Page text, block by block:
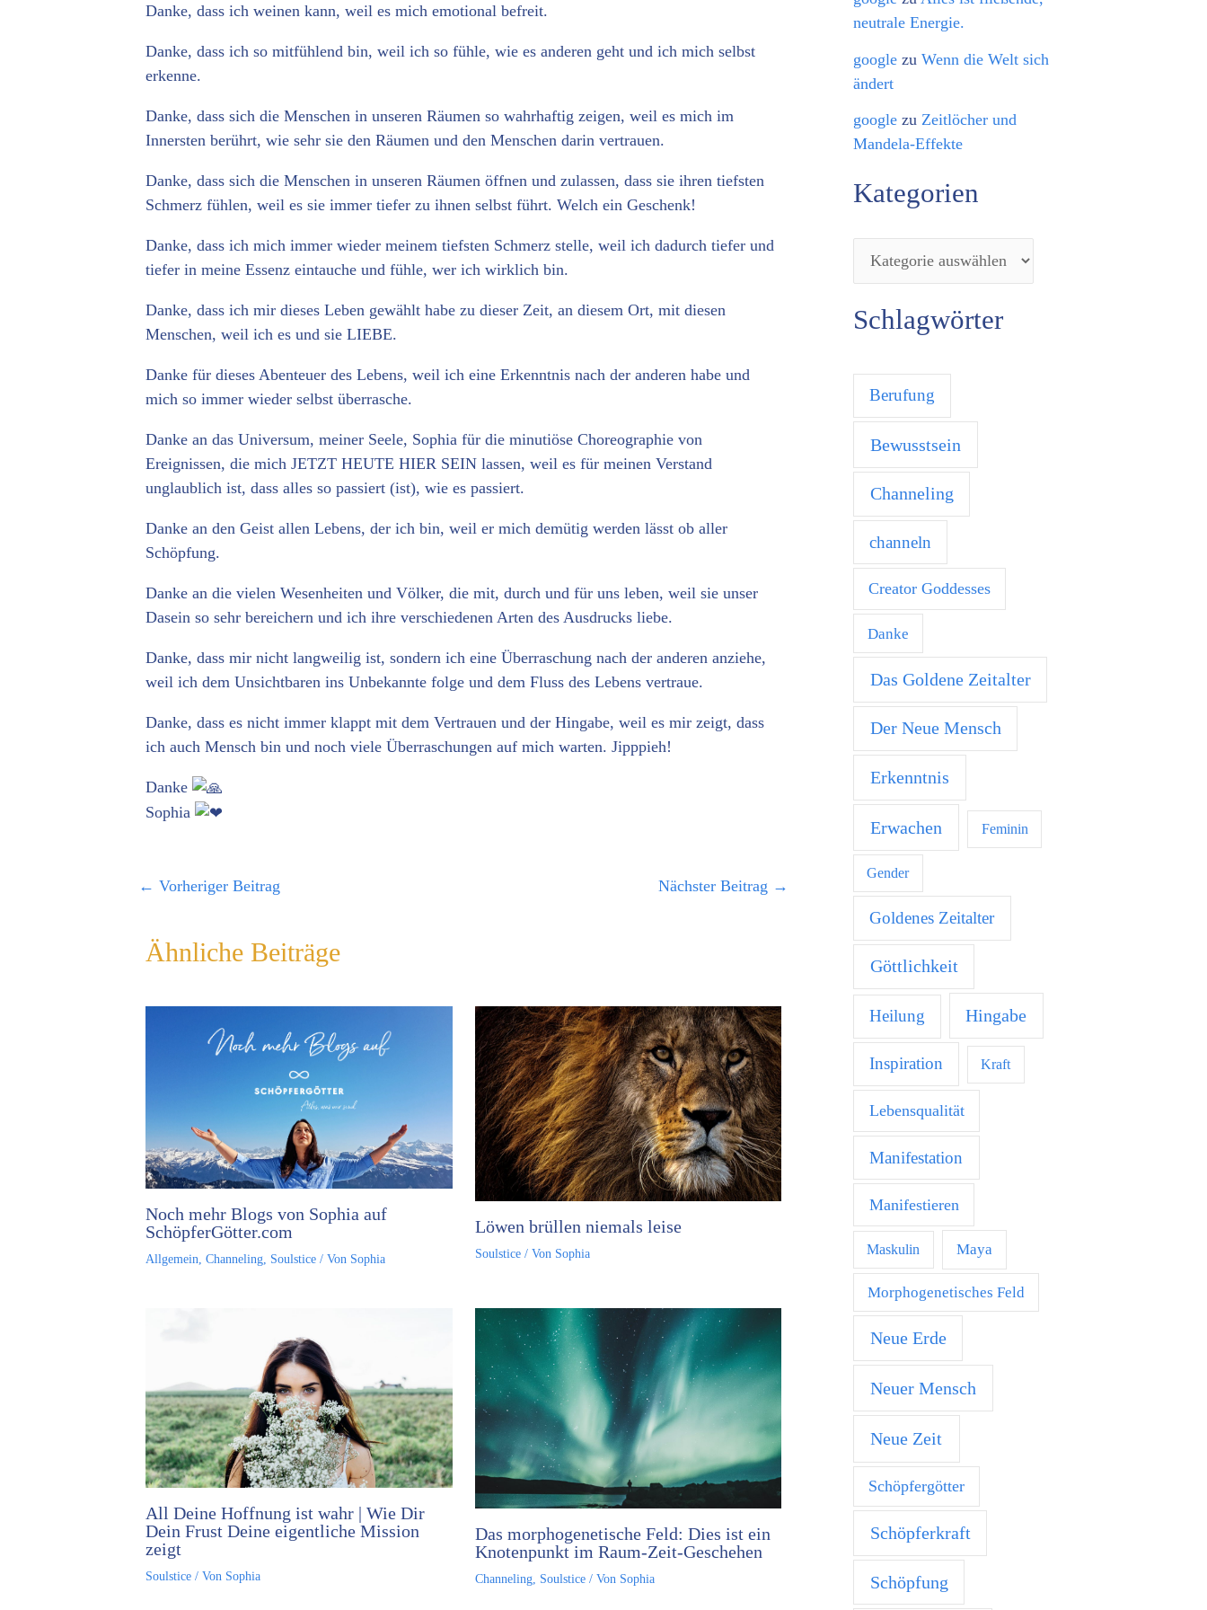
Danke, dass ich weinen kann, weil es mich emotional befreit.
Danke, dass ich so mitfühlend bin, weil ich so fühle, wie es anderen geht und ich mich selbst
erkenne.
Danke, dass sich die Menschen in unseren Räumen so wahrhaftig zeigen, weil es mich im
Innersten berührt, wie sehr sie den Räumen und den Menschen darin vertrauen.
Danke, dass sich die Menschen in unseren Räumen öffnen und zulassen, dass sie ihren tiefsten
Schmerz fühlen, weil es sie immer tiefer zu ihnen selbst führt. Welch ein Geschenk!
Danke, dass ich mich immer wieder meinem tiefsten Schmerz stelle, weil ich dadurch tiefer und
tiefer in meine Essenz eintauche und fühle, wer ich wirklich bin.
Danke, dass ich mir dieses Leben gewählt habe zu dieser Zeit, an diesem Ort, mit diesen
Menschen, weil ich es und sie LIEBE.
Danke für dieses Abenteuer des Lebens, weil ich eine Erkenntnis nach der anderen habe und
mich so immer wieder selbst überrasche.
Danke an das Universum, meiner Seele, Sophia für die minutiöse Choreographie von
Ereignissen, die mich JETZT HEUTE HIER SEIN lassen, weil es für meinen Verstand
unglaublich ist, dass alles so passiert (ist), wie es passiert.
Danke an den Geist allen Lebens, der ich bin, weil er mich demütig werden lässt ob aller
Schöpfung.
Danke an die vielen Wesenheiten und Völker, die mit, durch und für uns leben, weil sie unser
Dasein so sehr bereichern und ich ihre verschiedenen Arten des Ausdrucks liebe.
Danke, dass mir nicht langweilig ist, sondern ich eine Überraschung nach der anderen anziehe,
weil ich dem Unsichtbaren ins Unbekannte folge und dem Fluss des Lebens vertraue.
Danke, dass es nicht immer klappt mit dem Vertrauen und der Hingabe, weil es mir zeigt, dass
ich auch Mensch bin und noch viele Überraschungen auf mich warten. Jipppieh!
Danke
Sophia
← Vorheriger Beitrag Nächster Beitrag →
Ähnliche Beiträge
Noch mehr Blogs von Sophia auf
SchöpferGötter.com
Allgemein, Channeling, Soulstice / Von Sophia
Löwen brüllen niemals leise
Soulstice/ Von Sophia
All Deine Hoffnung ist wahr | Wie Dir
Dein Frust Deine eigentliche Mission
zeigt
Soulstice / Von Sophia
Das morphogenetische Feld: Dies ist ein
Knotenpunkt im Raum-Zeit-Geschehen
Channeling, Soulstice/ Von Sophia
neutrale Energie.
google zu Wenn die Welt sich
ändert
google zu Zeitlöcher und
Mandela-Effekte
Kategorien
Schlagwörter
Berufung
Bewusstsein
Channeling
channeln
Creator Goddesses
Danke
Das Goldene Zeitalter
Der Neue Mensch
Erkenntnis
Erwachen Feminin
Gender
Goldenes Zeitalter
Göttlichkeit
Heilung Hingabe
Inspiration Kraft
Lebensqualität
Manifestation
Manifestieren
Maskulin Maya
Morphogenetisches Feld
Neue Erde
Neuer Mensch
Neue Zeit
Schöpfergötter
Schöpferkraft
Schöpfung